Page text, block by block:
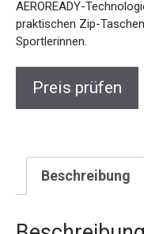
praktischen Zip-
Sportlerinnen.
Preis prüfen
Beschreibung
Beschreibung